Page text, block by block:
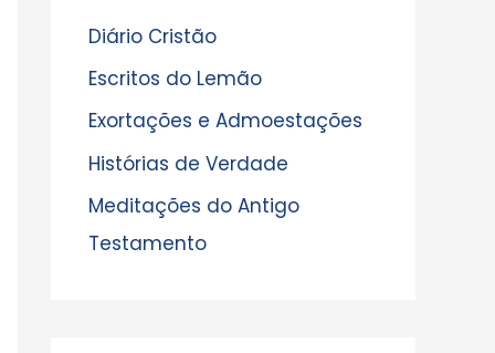
Diário Cristão
Escritos do Lemão
Exortações e Admoestações
Histórias de Verdade
Meditações do Antigo
Testamento
u
i
v
o
s